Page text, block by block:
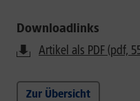
Downloadlinks
Artikel als PDF (pdf,
Zur Übersicht